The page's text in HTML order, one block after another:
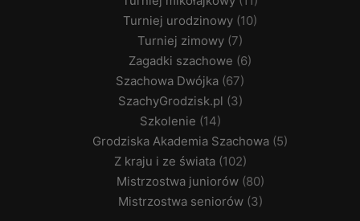
Turniej urodzinowy (10)
Turniej zimowy (7)
Zagadki szachowe (6)
Szachowa Dwójka (67)
SzachyGrodzisk.pl (3)
Szkolenie (14)
Grodziska Akademia Szachowa (5)
Z kraju i ze świata(102)
Mistrzostwa juniorów(80)
Mistrzostwa seniorów(3)